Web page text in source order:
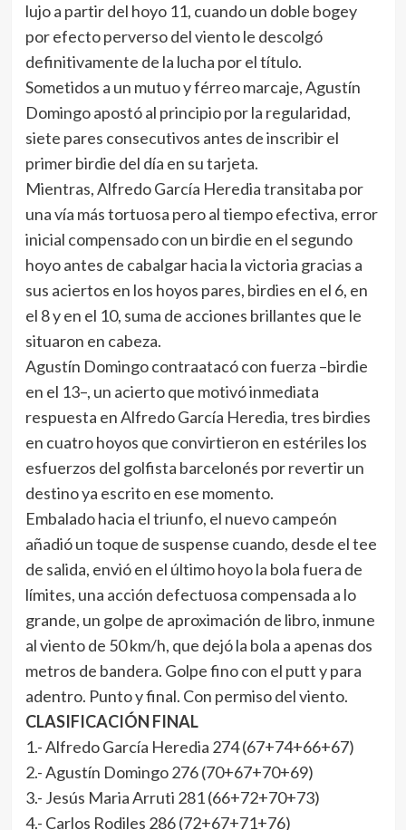
lujo a partir del hoyo 11, cuando un doble bogey
por efecto perverso del viento le descolgó
definitivamente de la lucha por el título.
Sometidos a un mutuo y férreo marcaje, Agustín
Domingo apostó al principio por la regularidad,
siete pares consecutivos antes de inscribir el
primer birdie del día en su tarjeta.
Mientras, Alfredo García Heredia transitaba por
una vía más tortuosa pero al tiempo efectiva, error
inicial compensado con un birdie en el segundo
hoyo antes de cabalgar hacia la victoria gracias a
sus aciertos en los hoyos pares, birdies en el 6, en
el 8 y en el 10, suma de acciones brillantes que le
situaron en cabeza.
Agustín Domingo contraatacó con fuerza –birdie
en el 13–, un acierto que motivó inmediata
respuesta en Alfredo García Heredia, tres birdies
en cuatro hoyos que convirtieron en estériles los
esfuerzos del golfista barcelonés por revertir un
destino ya escrito en ese momento.
Embalado hacia el triunfo, el nuevo campeón
añadió un toque de suspense cuando, desde el tee
de salida, envió en el último hoyo la bola fuera de
límites, una acción defectuosa compensada a lo
grande, un golpe de aproximación de libro, inmune
al viento de 50 km/h, que dejó la bola a apenas dos
metros de bandera. Golpe fino con el putt y para
adentro. Punto y final. Con permiso del viento.
CLASIFICACIÓN FINAL
1.- Alfredo García Heredia 274 (67+74+66+67)
2.- Agustín Domingo 276 (70+67+70+69)
3.- Jesús Maria Arruti 281 (66+72+70+73)
4.- Carlos Rodiles 286 (72+67+71+76)